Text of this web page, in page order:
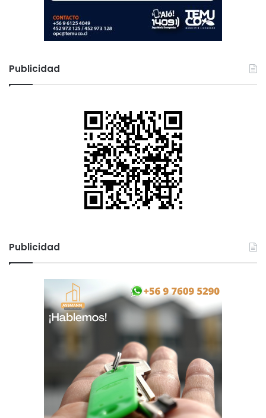
Publicidad
Publicidad